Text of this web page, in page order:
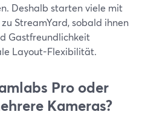
Deshalb starten viele mit
StreamYard, sobald ihnen
Gastfreundlichkeit
Layout-Flexibilität.
Pro oder
Kameras?